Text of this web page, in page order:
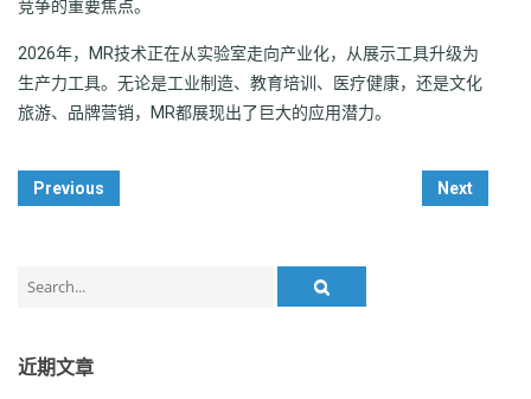
竞争的重要焦点。
2026年，MR技术正在从实验室走向产业化，从展示工具升级为
生产力工具。无论是工业制造、教育培训、医疗健康，还是文化
旅游、品牌营销，MR都展现出了巨大的应用潜力。
Post
Navigation
Previous Next
Search
for:
近期文章